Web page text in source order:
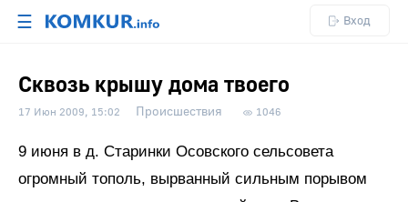
☰ Вход
Сквозь крышу дома твоего
17 Июн 2009, 15:02 Происшествия 1046
9 июня в д. Старинки Осовского сельсовета
огромный тополь, вырванный сильным порывом